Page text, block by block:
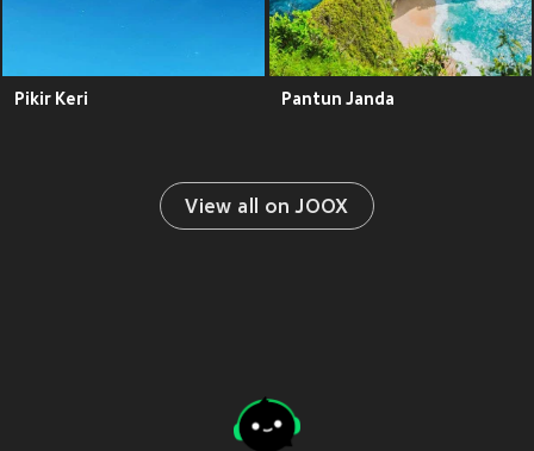
Pikir Keri Pantun Janda
View all on JOOX